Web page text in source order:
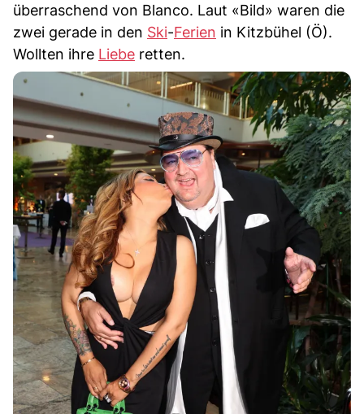
überraschend von Blanco. Laut «Bild» waren die
zwei gerade in den Ski-Ferien in Kitzbühel (Ö).
Wollten ihre Liebe retten.